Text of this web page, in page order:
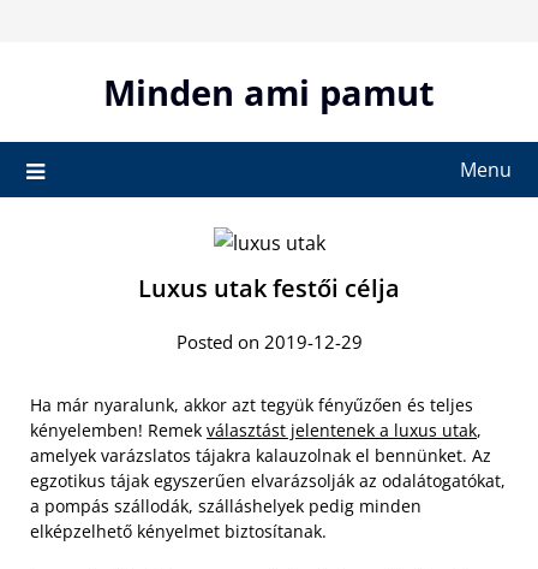
Minden ami pamut
Menu
Luxus utak festői célja
Posted on 2019-12-29
Ha már nyaralunk, akkor azt tegyük fényűzően és teljes
kényelemben! Remek választást jelentenek a luxus utak,
amelyek varázslatos tájakra kalauzolnak el bennünket. Az
egzotikus tájak egyszerűen elvarázsolják az odalátogatókat,
a pompás szállodák, szálláshelyek pedig minden
elképzelhető kényelmet biztosítanak.